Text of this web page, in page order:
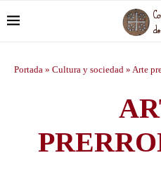
Portada » Cultura y sociedad » Arte